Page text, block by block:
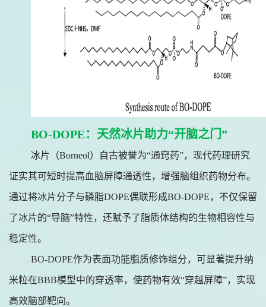
BO-DOPE：天然冰片助力“开脑之门”
冰片（Borneol）自古被誉为“通窍药”，现代药理研究
证实其可短时提高血脑屏障通透性，增强脑组织药物分布。
通过将冰片分子与磷脂DOPE偶联形成BO-DOPE，不仅保留
了冰片的“导脑”特性，还赋予了脂质体结构的生物相容性与
稳定性。
BO-DOPE作为表面功能脂质修饰组分，可显著提升纳
米粒在BBB模型中的穿透率，使药物有效“穿越屏障”，实现
高效脑部靶向。